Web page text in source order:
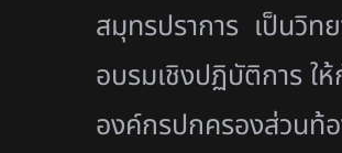
สมุทรปราการ เป็นวิท
อบรมเชิงปฏิบัติการ ใ
องค์กรปกครองส่วนท้